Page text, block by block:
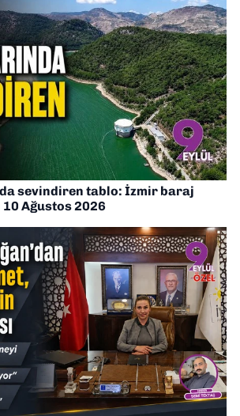
sevindiren tablo: İzmir baraj
Ağustos 2026